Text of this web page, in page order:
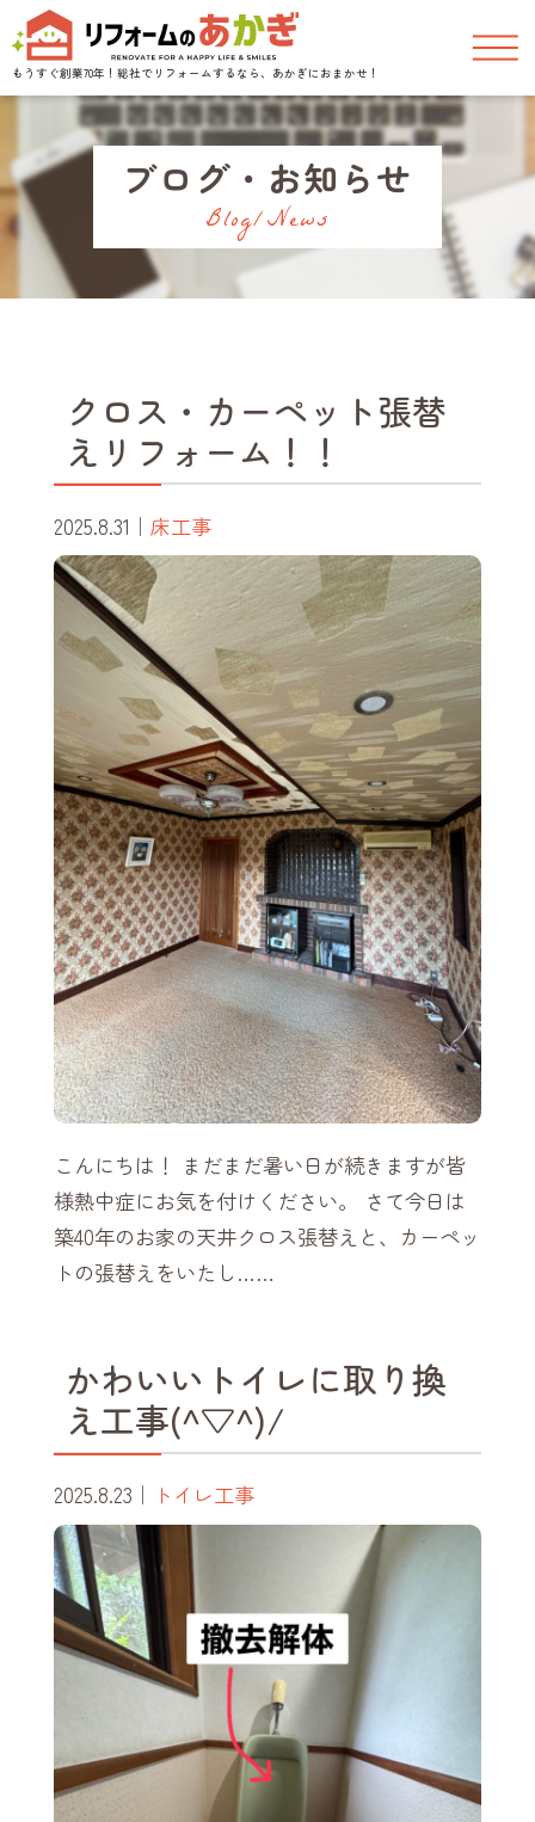
もうすぐ創業70年！ 総社でリフォームするなら、あかぎにおまかせ！
ブログ・お知らせ
Blog/News
クロス・カーペット張替
えリフォーム！！
2025.8.31 ｜床工事
こんにちは！ まだまだ暑い日が続きますが皆
様熱中症にお気を付けください。 さて今日は
築40年のお家の天井クロス張替えと、カーペッ
トの張替えをいたし……
かわいいトイレに取り換
え工事(^▽^)/
2025.8.23 ｜ トイレ工事